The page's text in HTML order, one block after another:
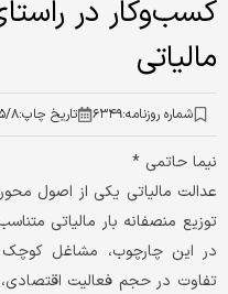
کسب‌وکار در
مالیاتی
شماره روزنامه:۶۳۴۹ تاریخ چاپ:
نیما حاتمی *
عدالت مالیاتی یکی از اصول
توزیع منصفانه بار مالیاتی
در این چارچوب، مشاغل
تفاوت در حجم فعالیت